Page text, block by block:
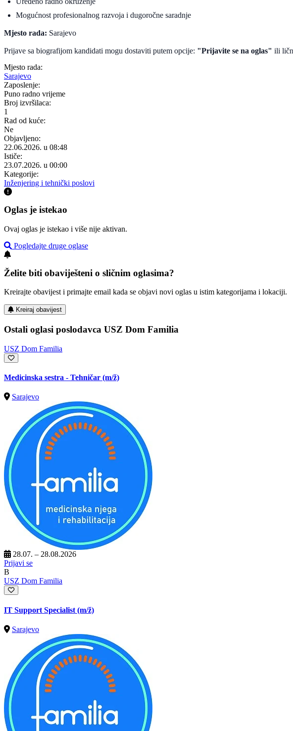
Mogućnost profesionalnog razvoja i dugoročne saradnje
Mjesto rada: Sarajevo
Prijave sa biografijom kandidati mogu dostaviti putem opcije: "Prijavite se na oglas" ili
Mjesto rada:
Sarajevo
Zaposlenje:
Puno radno vrijeme
Broj izvršilaca:
1
Rad od kuće:
Ne
Objavljeno:
22.06.2026. u 08:48
Ističe:
23.07.2026. u 00:00
Kategorije:
Inženjering i tehnički poslovi
Oglas je istekao
Ovaj oglas je istekao i više nije aktivan.
Pogledajte druge oglase
Želite biti obaviješteni o sličnim oglasima?
Kreirajte obavijest i primajte email kada se objavi novi oglas u istim kategorijama i lokaciji.
Kreiraj obavijest
Ostali oglasi poslodavca USZ Dom Familia
USZ Dom Familia
Medicinska sestra - Tehničar (m/ž)
Sarajevo
28.07. – 28.08.2026
Prijavi se
B
USZ Dom Familia
IT Support Specialist (m/ž)
Sarajevo